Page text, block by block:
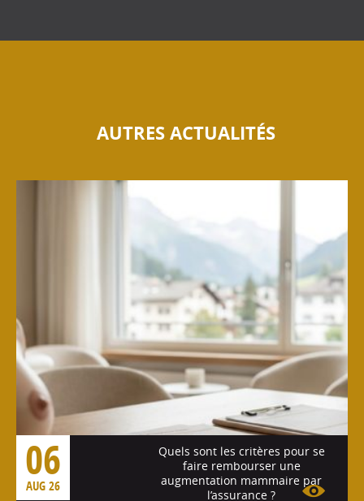
AUTRES ACTUALITÉS
06
AUG 26
Quels sont les critères pour se
faire rembourser une
augmentation mammaire par
l’assurance ?